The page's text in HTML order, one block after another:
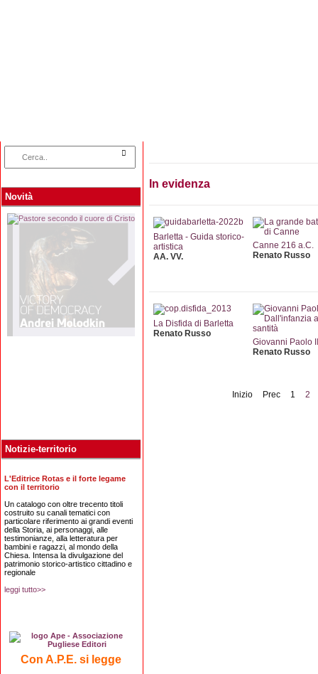
Novità
Notizie-territorio
L'Editrice Rotas e il forte legame
con il territorio
Un catalogo con oltre trecento titoli
costruito su canali tematici con
particolare riferimento ai grandi eventi
della Storia, ai personaggi, alle
testimonianze, alla letteratura per
bambini e ragazzi, al mondo della
Chiesa. Intensa la divulgazione del
patrimonio storico-artistico cittadino e
regionale
leggi tutto>>
Con A.P.E. si legge
In evidenza
Barletta - Guida storico-
artistica
AA. VV.
Canne 216 a.C.
Renato Russo
La Disfida di Barletta
Renato Russo
Giovanni Paolo II
Renato Russo
Inizio Prec 1 2